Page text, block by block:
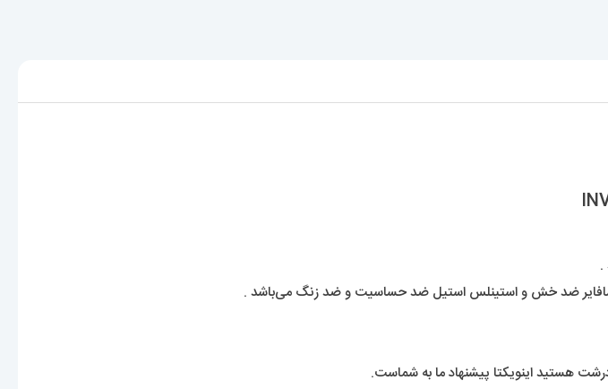
.
ضد خش و استینلس استیل ضد حساسیت و ضد زنگ می‌باشد .
هستید اینویکتا پیشنهاد ما به شماست.